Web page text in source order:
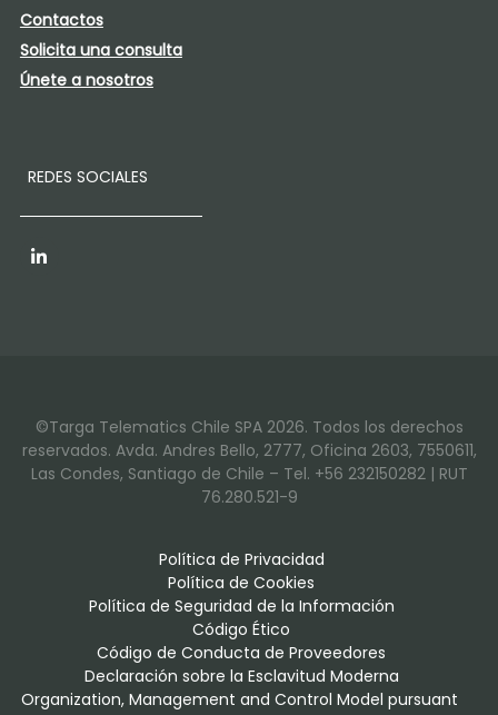
Contactos
Solicita una consulta
Únete a nosotros
REDES SOCIALES
LinkedIn
©Targa Telematics Chile SPA 2026. Todos los derechos
reservados. Avda. Andres Bello, 2777, Oficina 2603, 7550611,
Las Condes, Santiago de Chile – Tel. +56 232150282 | RUT
76.280.521-9
Política de Privacidad
Política de Cookies
Política de Seguridad de la Información
Código Ético
Código de Conducta de Proveedores
Declaración sobre la Esclavitud Moderna
Organization, Management and Control Model pursuant